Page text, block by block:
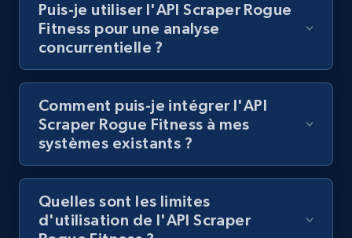
Lazada - Products - Discover products by
keyword
URL, Title, Rating, Reviews, Initial price, Final
price, Currency, Stock, and more.
Puis-je utiliser l'API Scraper Rogue
Fitness pour une analyse
concurrentielle ?
Comment puis-je intégrer l'API
Scraper Rogue Fitness à mes
systèmes existants ?
Quelles sont les limites
d'utilisation de l'API Scraper